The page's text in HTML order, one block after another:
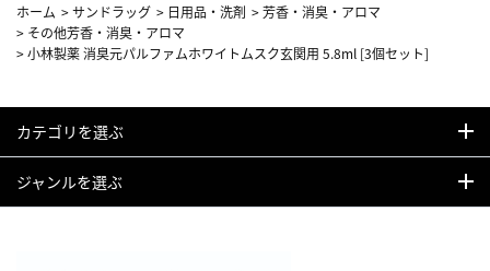
ホーム >サンドラッグ > 日用品・洗剤 >芳香・消臭・アロマ
> その他芳香・消臭・アロマ
>小林製薬 消臭元パルファムホワイトムスク玄関用 5.8ml [3個セット]
カテゴリを選ぶ
ジャンルを選ぶ